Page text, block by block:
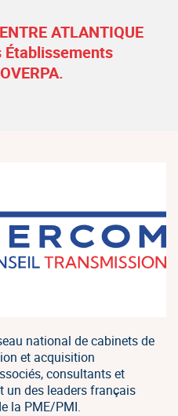
ATLANTIQUE
Établissements
national de cabinets de
et acquisition
consultants et
un des leaders français
la PME/PMI.